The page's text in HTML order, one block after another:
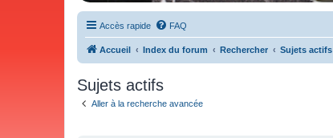
Accès rapide FAQ
Accueil Index du forum Rechercher Sujets actifs
Sujets actifs
Aller à la recherche avancée